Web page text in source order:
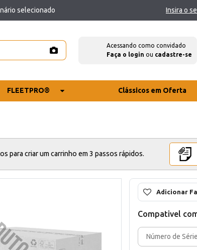
selecionado Insira o
Acessando como convidado
Faça o login ou cadastre-se
FLEETPRO® Clássicos em Oferta
para criar um carrinho em 3 passos rápidos.
Adicionar
Compativel